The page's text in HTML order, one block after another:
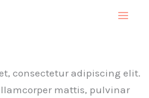
consectetur adipiscing elit.
mattis, pulvinar